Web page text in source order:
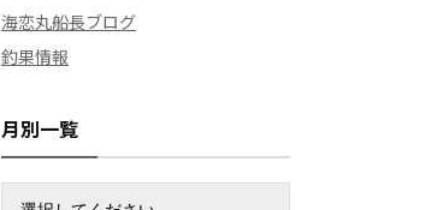
海恋丸船長ブログ
釣果情報
月別一覧